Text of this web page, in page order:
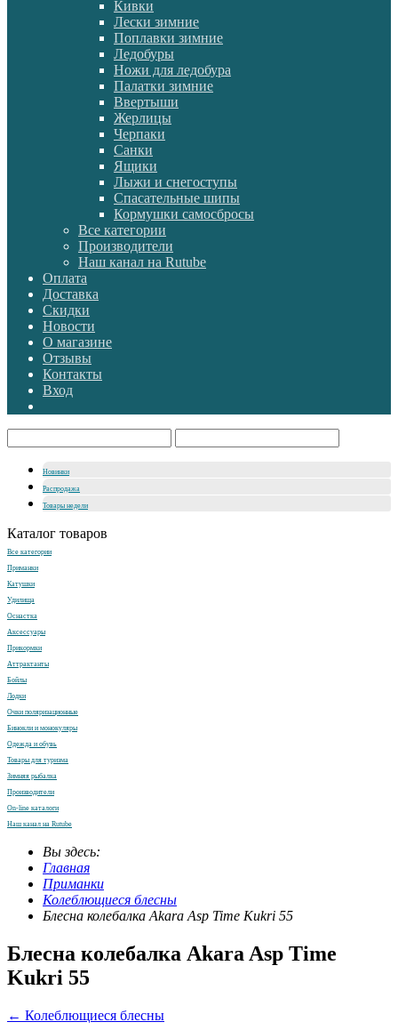
Кивки
Лески зимние
Поплавки зимние
Ледобуры
Ножи для ледобура
Палатки зимние
Ввертыши
Жерлицы
Черпаки
Санки
Ящики
Лыжи и снегоступы
Спасательные шипы
Кормушки самосбросы
Все категории
Производители
Наш канал на Rutube
Оплата
Доставка
Скидки
Новости
О магазине
Отзывы
Контакты
Вход
Новинки
Распродажа
Товары недели
Каталог товаров
Все категории
Приманки
Катушки
Удилища
Оснастка
Аксессуары
Прикормки
Аттрактанты
Бойлы
Лодки
Очки поляризационные
Бинокли и монокуляры
Одежда и обувь
Товары для туризма
Зимняя рыбалка
Производители
On-line каталоги
Наш канал на Rutube
Вы здесь:
Главная
Приманки
Колеблющиеся блесны
Блесна колебалка Akara Asp Time Kukri 55
Блесна колебалка Akara Asp Time
Kukri 55
← Колеблющиеся блесны